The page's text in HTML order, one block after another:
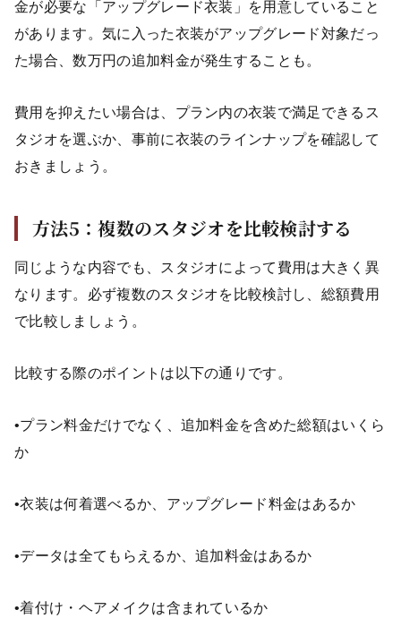
金が必要な「アップグレード衣装」を用意していること
があります。気に入った衣装がアップグレード対象だっ
た場合、数万円の追加料金が発生することも。
費用を抑えたい場合は、プラン内の衣装で満足できるス
タジオを選ぶか、事前に衣装のラインナップを確認して
おきましょう。
方法5：複数のスタジオを比較検討する
同じような内容でも、スタジオによって費用は大きく異
なります。必ず複数のスタジオを比較検討し、総額費用
で比較しましょう。
比較する際のポイントは以下の通りです。
•プラン料金だけでなく、追加料金を含めた総額はいくら
か
•衣装は何着選べるか、アップグレード料金はあるか
•データは全てもらえるか、追加料金はあるか
•着付け・ヘアメイクは含まれているか